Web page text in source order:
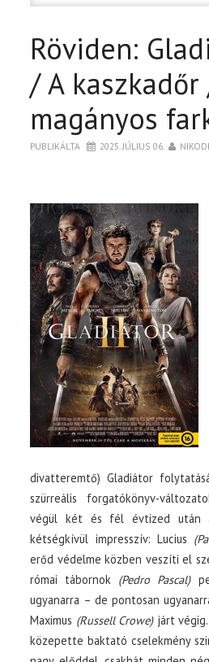
PÓLÓ RENDELÉS
Röviden:
/ A
magányos
PUBLIKÁLTA 2025. JÚLIUS 06.
divatteremtő) Gladiátor
szürreális forgatókönyv-
végül két és fél évtized után
kétségkívül impresszív: Lucius
erőd védelme közben veszíti el
római tábornok (Pedro Pascal)
ugyanarra – de pontosan
Maximus (Russell Crowe)járt végig.
közepette baktató cselekmény